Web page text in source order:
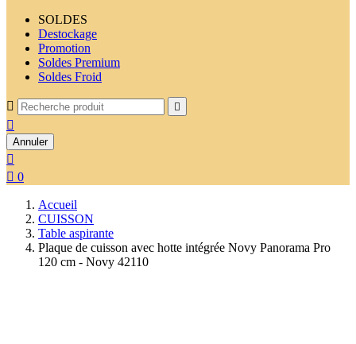
SOLDES
Destockage
Promotion
Soldes Premium
Soldes Froid
 

Annuler

 0
Accueil
CUISSON
Table aspirante
Plaque de cuisson avec hotte intégrée Novy Panorama Pro
120 cm - Novy 42110